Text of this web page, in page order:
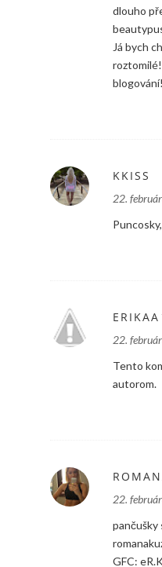
dlouho
Já bych
KKISS
22.
22.
Tento
autorom.
22.
pančušky
GFC: